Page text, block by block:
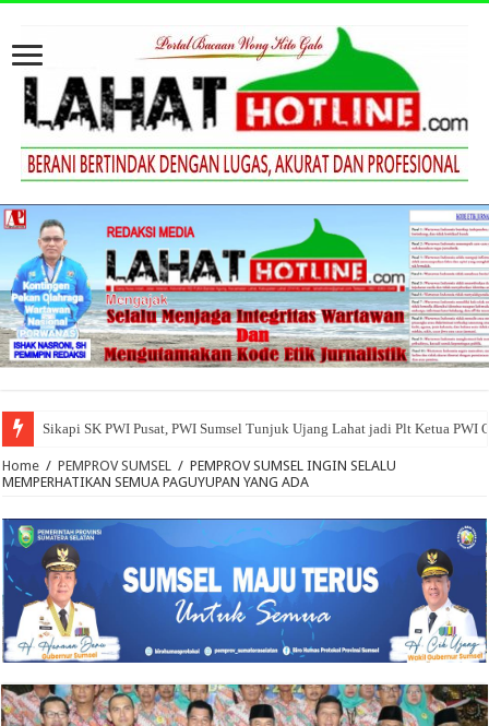
Sikapi SK PWI Pusat, PWI Sumsel Tunjuk Ujang Lahat jadi Plt Ketua PWI
Home / PEMPROV SUMSEL / PEMPROV SUMSEL INGIN SELALU
MEMPERHATIKAN SEMUA PAGUYUPAN YANG ADA